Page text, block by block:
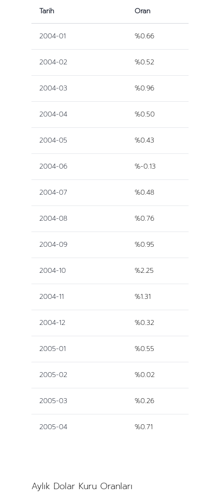
Tarih Oran
2004-01 %0.66
2004-02 %0.52
2004-03 %0.96
2004-04 %0.50
2004-05 %0.43
2004-06 %-0.13
2004-07 %0.48
2004-08 %0.76
2004-09 %0.95
2004-10 %2.25
2004-11 %1.31
2004-12 %0.32
2005-01 %0.55
2005-02 %0.02
2005-03 %0.26
2005-04 %0.71
Aylık Dolar Kuru Oranları